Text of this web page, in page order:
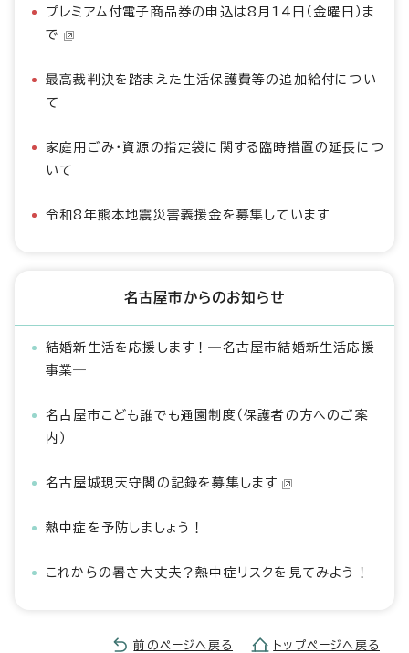
プレミアム付電子商品券の申込は8月14日（金曜日）ま
で
最高裁判決を踏まえた生活保護費等の追加給付につい
て
家庭用ごみ・資源の指定袋に関する臨時措置の延長につ
いて
令和8年熊本地震災害義援金を募集しています
名古屋市からのお知らせ
結婚新生活を応援します！―名古屋市結婚新生活応援
事業―
名古屋市こども誰でも通園制度（保護者の方へのご案
内）
名古屋城現天守閣の記録を募集します
熱中症を予防しましょう！
これからの暑さ大丈夫？熱中症リスクを見てみよう！
前のページへ戻る トップページへ戻る